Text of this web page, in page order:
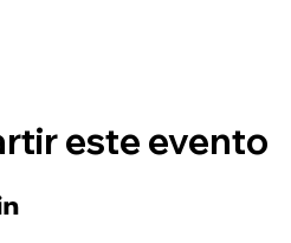
este evento